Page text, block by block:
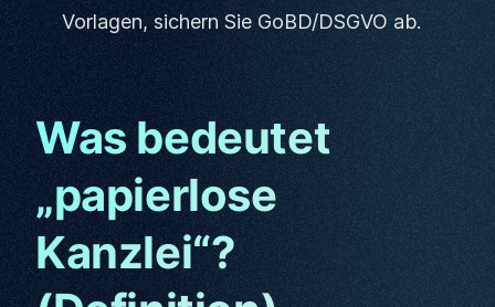
Vorlagen, sichern Sie GoBD/DSGVO ab.
Was bedeutet
„papierlose
Kanzlei“?